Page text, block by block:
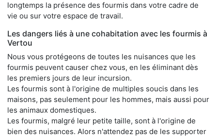
longtemps la présence des fourmis dans votre cadre de
vie ou sur votre espace de travail.
Les dangers liés à une cohabitation avec les fourmis à
Vertou
Nous vous protégeons de toutes les nuisances que les
fourmis peuvent causer chez vous, en les éliminant dès
les premiers jours de leur incursion.
Les fourmis sont à l'origine de multiples soucis dans les
maisons, pas seulement pour les hommes, mais aussi pour
les animaux domestiques.
Les fourmis, malgré leur petite taille, sont à l'origine de
bien des nuisances. Alors n'attendez pas de les supporter